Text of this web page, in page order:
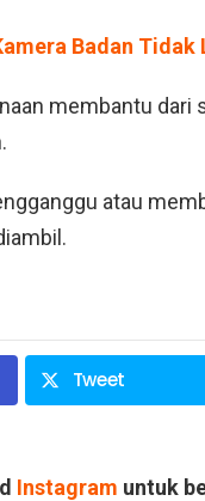
Badan Tidak
membantu dari
atau
Tweet
Instagram untuk